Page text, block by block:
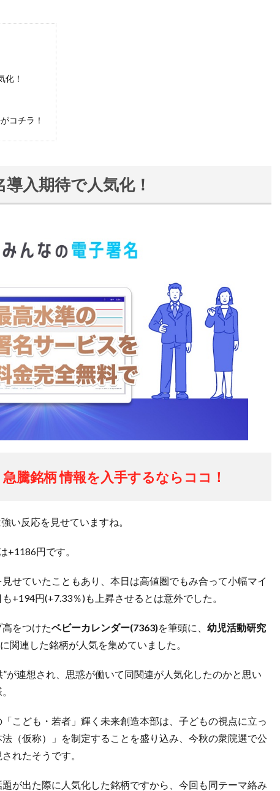
化！
コチラ！
入期待で人気化！
騰銘柄 情報を入手するならココ！
い反応を見せていますね。
+1186円です。
せていたこともあり、本日は高値圏でもみ合って小幅マイ
+194円(+7.33％)も上昇させるとは意外でした。
をつけたベビーカレンダー(7363)を筆頭に、 幼児活動研究
関連した銘柄が人気を集めていました。
が連想され、思惑が働いて同関連が人気化したのかと思い
こども・若者」輝く未来創造本部は、子どもの視点に立っ
（仮称）」を制定することを盛り込み、今秋の衆院選で公
れたそうです。
が出た際に人気化した銘柄ですから、今回も同テーマ絡み